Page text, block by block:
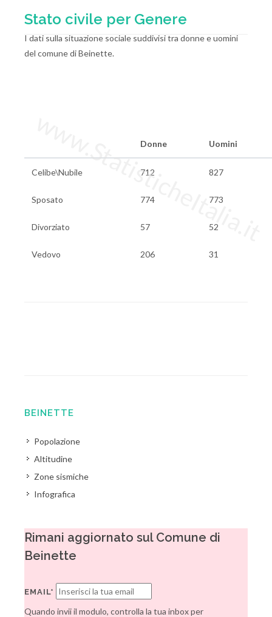
Stato civile per Genere
I dati sulla situazione sociale suddivisi tra donne e uomini
del comune di Beinette.
Donne Uomini
Celibe\Nubile 712 827
Sposato 774 773
Divorziato 57 52
Vedovo 206 31
www.StatisticheItalia.it
BEINETTE
Popolazione
Altitudine
Zone sismiche
Infografica
Rimani aggiornato sul Comune di
Beinette
EMAIL*
Quando invii il modulo, controlla la tua inbox per